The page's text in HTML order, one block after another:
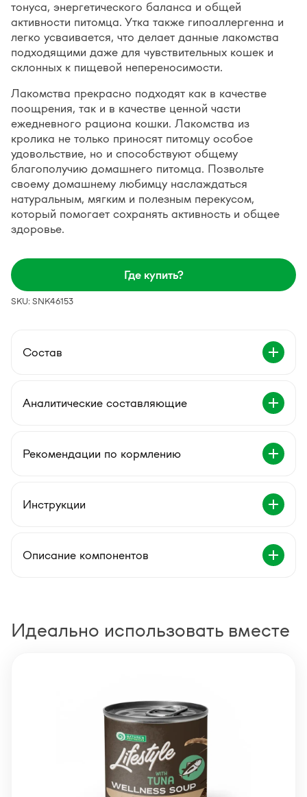
тонуса, энергетического баланса и общей
активности питомца. Утка также гипоаллергенна и
легко усваивается, что делает данные лакомства
подходящими даже для чувствительных кошек и
склонных к пищевой непереносимости.
Лакомства прекрасно подходят как в качестве
поощрения, так и в качестве ценной части
ежедневного рациона кошки. Лакомства из
кролика не только приносят питомцу особое
удовольствие, но и способствуют общему
благополучию домашнего питомца. Позвольте
своему домашнему любимцу наслаждаться
натуральным, мягким и полезным перекусом,
который помогает сохранять активность и общее
здоровье.
Где купить?
SKU: SNK46153
Состав
Аналитические составляющие
Рекомендации по кормлению
Инструкции
Описание компонентов
Идеально использовать вместе